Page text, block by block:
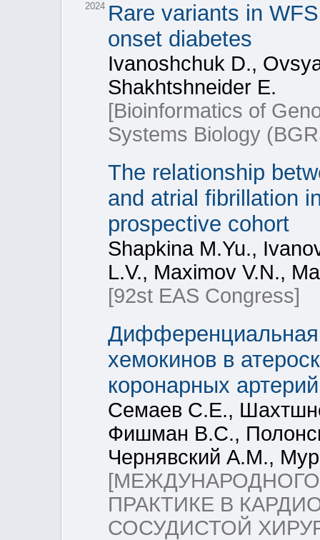
2024 Rare variants in
onset diabetes
Ivanoshchuk D.,
Shakhtshneider E.
[Bioinformatics of
Systems Biology
The relationship
and atrial fibrillation
prospective cohort
Shapkina M.Yu.,
L.V., Maximov V.N.,
[92st EAS Congress]
Дифференциальная
хемокинов в
коронарных артерий
Семаев С.Е.,
Фишман В.С.,
Чернявский А.М.,
[МЕЖДУНАРОДНОГО
ПРАКТИКЕ В
СОСУДИСТОЙ